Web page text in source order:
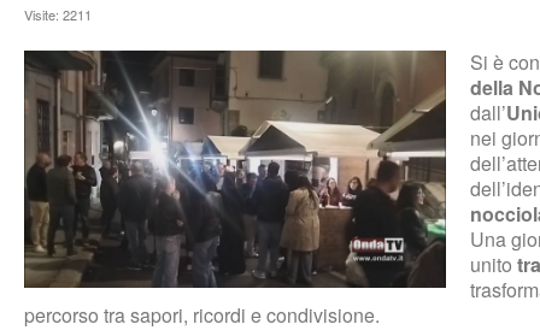
Visite: 2211
Si è
della
dall’
nei
Una
unito
percorso tra sapori, ricordi e condivisione.